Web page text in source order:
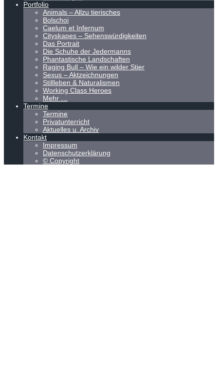
Portfolio
Animals – Allzu tierisches
Bolschoi
Caelum et Infernum
Cityskapes – Sehenswürdigkeiten
Das Portrait
Die Schuhe der Jedermanns
Phantastische Landschaften
Raging Bull – Wie ein wilder Stier
Sexus – Aktzeichnungen
Stillleben & Naturalismen
Working Class Heroes
Mehr …
Termine
Termine
Privatunterricht
Aktuelles u. Archiv
Kontakt
Impressum
Datenschutzerklärung
© Copyright